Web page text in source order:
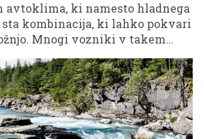
avtoklima, ki namesto hladnega
kombinacija, ki lahko pokvari
Mnogi vozniki v takem
na drag servis ali okvaro
je resnica pogosto precej bolj